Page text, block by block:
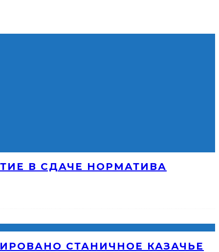
В СДАЧЕ НОРМАТИВА
СТАНИЧНОЕ КАЗАЧЬЕ